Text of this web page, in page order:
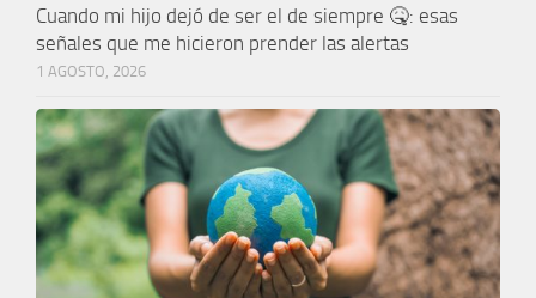
Cuando mi hijo dejó de ser el de siempre 🤒: esas
señales que me hicieron prender las alertas
1 AGOSTO, 2026